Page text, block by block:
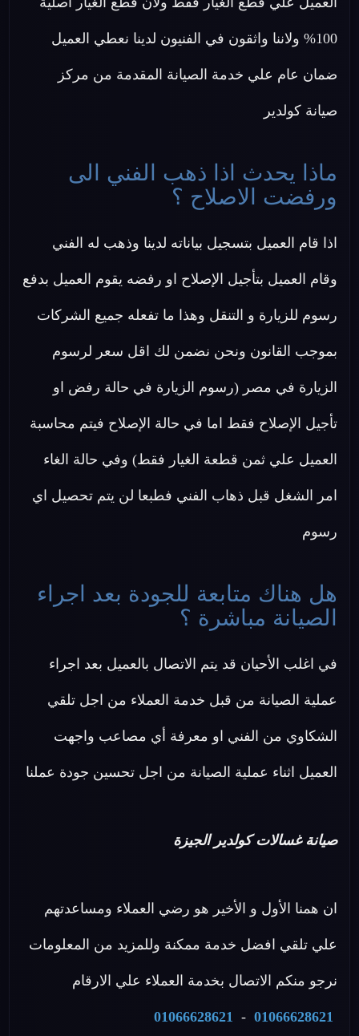
100% ولاننا واثقون في الفنيون لدينا نعطي العميل
ضمان عام علي خدمة الصيانة المقدمة من مركز
صيانة كولدير
ماذا يحدث اذا ذهب الفني الى
ورفضت الاصلاح ؟
اذا قام العميل بتسجيل بياناته لدينا وذهب له الفني
وقام العميل بتأجيل الإصلاح او رفضه يقوم العميل بدفع
رسوم للزيارة و التنقل وهذا ما تفعله جميع الشركات
بموجب القانون ونحن نضمن لك اقل سعر لرسوم
الزيارة في مصر (رسوم الزيارة في حالة رفض او
تأجيل الإصلاح فقط اما في حالة الإصلاح فيتم محاسبة
العميل علي ثمن قطعة الغيار فقط) وفي حالة الغاء
امر الشغل قبل ذهاب الفني فطبعا لن يتم تحصيل اي
رسوم
هل هناك متابعة للجودة بعد اجراء
الصيانة مباشرة ؟
في اغلب الأحيان قد يتم الاتصال بالعميل بعد اجراء
عملية الصيانة من قبل خدمة العملاء من اجل تلقي
الشكاوي من الفني او معرفة أي مصاعب واجهت
العميل اثناء عملية الصيانة من اجل تحسين جودة عملنا
صيانة غسالات كولدير الجيزة
ان همنا الأول و الأخير هو رضي العملاء ومساعدتهم
علي تلقي افضل خدمة ممكنة وللمزيد من المعلومات
نرجو منكم الاتصال بخدمة العملاء علي الارقام
01066628621
-
01066628621